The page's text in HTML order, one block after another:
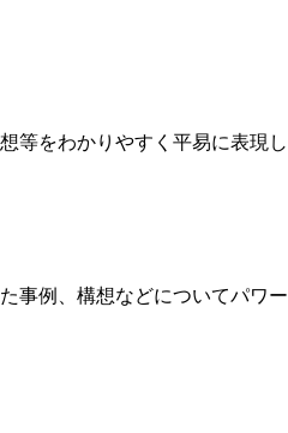
等をわかりやすく平易に表現し
事例、構想などについてパワー